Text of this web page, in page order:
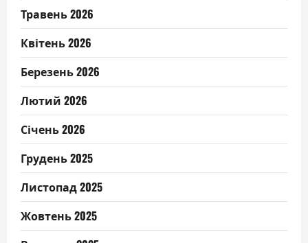
Травень 2026
Квітень 2026
Березень 2026
Лютий 2026
Січень 2026
Грудень 2025
Листопад 2025
Жовтень 2025